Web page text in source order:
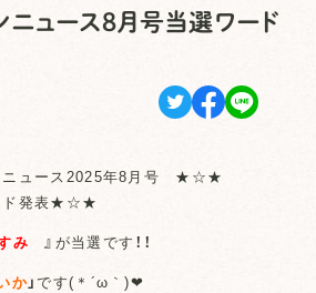
ュース8月号当選ワード
ュース2025年8月号 ★☆★
ド発表★☆★
み 』 が当選です！！
か」です(＊´ω｀)❤